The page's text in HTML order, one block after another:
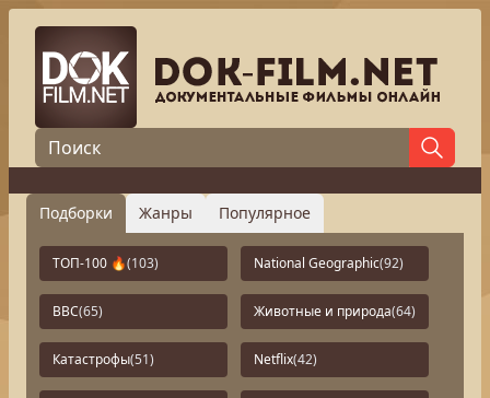
Подборки Жанры Популярное
ТОП-100 🔥(103) National Geographic(92)
BBC(65) Животные и природа(64)
Катастрофы(51) Netflix(42)